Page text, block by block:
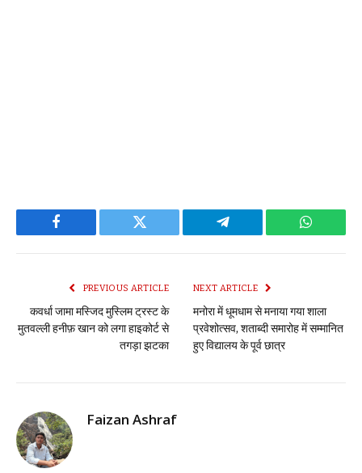
Facebook Twitter Telegram
PREVIOUS ARTICLE
कवर्धा जामा मस्जिद मुस्लिम ट्रस्ट के
मुतवल्ली हनीफ़ खान को लगा हाइकोर्ट से
तगड़ा झटका
NEXT ARTICLE
मनोरा में धूमधाम से मनाया गया शाला
प्रवेशोत्सव, शताब्दी समारोह में सम्मानित
हुए विद्यालय के पूर्व छात्र
Faizan Ashraf